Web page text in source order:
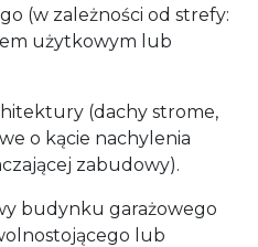
(w zależności od strefy:
użytkowym lub
(dachy strome,
o kącie nachylenia
zabudowy).
budynku garażowego
lub